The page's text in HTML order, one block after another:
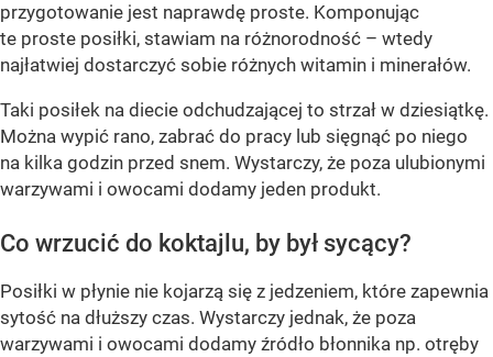
przygotowanie jest naprawdę proste. Komponując
te proste posiłki, stawiam na różnorodność – wtedy
najłatwiej dostarczyć sobie różnych witamin i minerałów.
Taki posiłek na diecie odchudzającej to strzał w dziesiątkę.
Można wypić rano, zabrać do pracy lub sięgnąć po niego
na kilka godzin przed snem. Wystarczy, że poza ulubionymi
warzywami i owocami dodamy jeden produkt.
Co wrzucić do koktajlu, by był sycący?
Posiłki w płynie nie kojarzą się z jedzeniem, które zapewnia
sytość na dłuższy czas. Wystarczy jednak, że poza
warzywami i owocami dodamy źródło błonnika np. otręby